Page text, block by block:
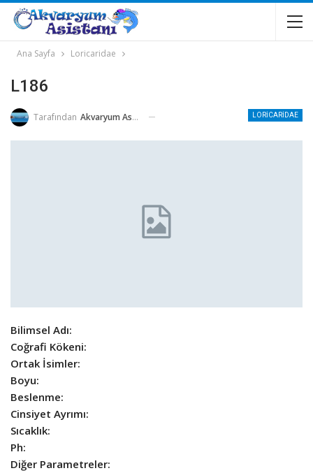
Ana Sayfa Loricaridae
L186
LORICARIDAE
Tarafından Akvaryum Asistanı
Bilimsel Adı:
Coğrafi Kökeni:
Ortak İsimler:
Boyu:
Beslenme:
Cinsiyet Ayrımı:
Sıcaklık:
Ph:
Diğer Parametreler: